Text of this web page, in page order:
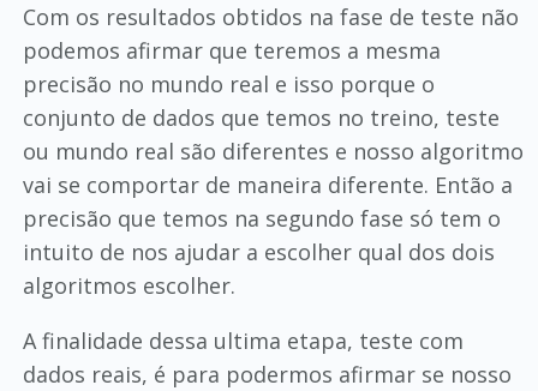
Com os resultados obtidos na fase de teste não
podemos afirmar que teremos a mesma
precisão no mundo real e isso porque o
conjunto de dados que temos no treino, teste
ou mundo real são diferentes e nosso algoritmo
vai se comportar de maneira diferente. Então a
precisão que temos na segundo fase só tem o
intuito de nos ajudar a escolher qual dos dois
algoritmos escolher.
A finalidade dessa ultima etapa, teste com
dados reais, é para podermos afirmar se nosso